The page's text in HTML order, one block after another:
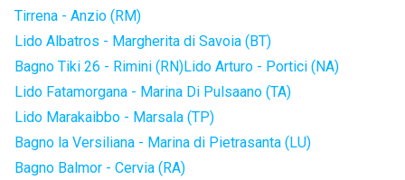
Tirrena - Anzio (RM)
Lido Albatros - Margherita di Savoia (BT)
Bagno Tiki 26 - Rimini (RN)Lido Arturo - Portici (NA)
Lido Fatamorgana - Marina Di Pulsaano (TA)
Lido Marakaibbo - Marsala (TP)
Bagno la Versiliana - Marina di Pietrasanta (LU)
Bagno Balmor - Cervia (RA)